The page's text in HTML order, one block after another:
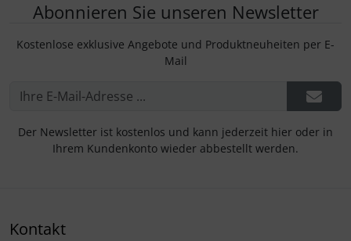
Abonnieren Sie unseren Newsletter
Kostenlose exklusive Angebote und Produktneuheiten per E-
Mail
Der Newsletter ist kostenlos und kann jederzeit hier oder in
Ihrem Kundenkonto wieder abbestellt werden.
Kontakt